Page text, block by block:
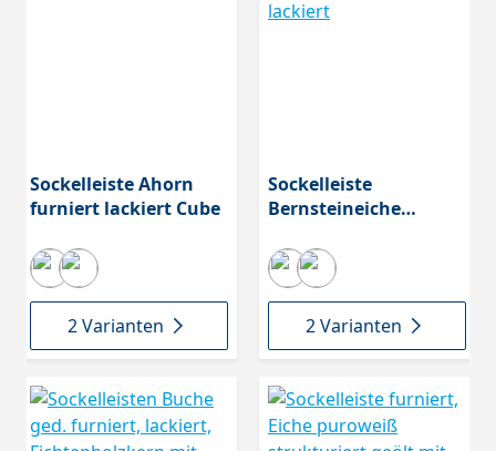
Sockelleiste Ahorn
furniert lackiert Cube
2 Varianten
Sockelleiste
Bernsteineiche
2 Varianten